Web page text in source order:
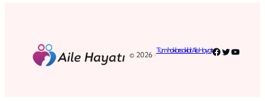
© 2026 ·
Tüm hakları saklıdır. Aile HayatıFacebook
Twitter